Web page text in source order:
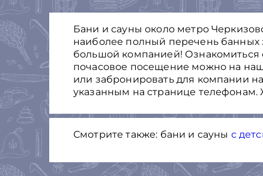
Бани и сауны около метро
наиболее полный перечень банных
большой компанией!
почасовое посещение можно на
или забронировать для компании
указанным на странице
Смотрите также: бани и сауны с